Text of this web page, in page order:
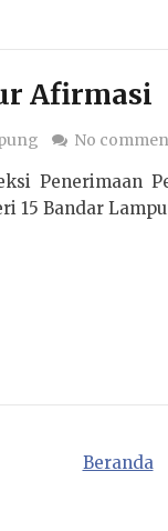
Afirmasi
No
Penerimaan
15 Bandar
Beranda